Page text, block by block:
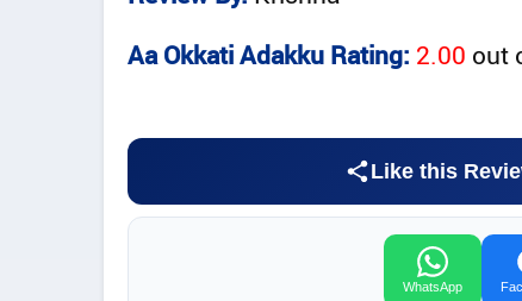
Aa Okkati Adakku Rating: 2.00 out
Like this
WhatsApp